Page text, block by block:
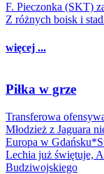
F. Pieczonka (SKT)
Z różnych boisk i
więcej ...
Piłka w grze
Transferowa
Młodzież z Jaguara
Europa w
Lechia już świętuje,
Budziwojskiego